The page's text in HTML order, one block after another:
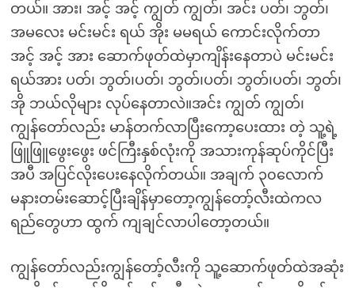
တယ်။ အား၊ အင့် အင့် ကျွတ် ကျွတ်၊ အင်း ပတ်၊ ဘွတ်၊
အမလေး မင်းမင်း ရယ် အိုး မမရယ် ကောင်းလိုက်တာ
အင့် အင့် အား ဆောက်ဖုတ်ထဲမှာကျိန်းနေတာပဲ မင်းမင်း
ရယ်အား ပတ်၊ ဘွတ်၊ပတ်၊ ဘွတ်၊ပတ်၊ ဘွတ်၊ပတ်၊ ဘွတ်၊
အို ဘယ်လိုများ လုပ်နေတာလဲ။အင်း ကျွတ် ကျွတ်၊
ကျွန်တော်လည်း မာန်တက်လာပြီးကော့ပေးထား တဲ့ သူ့ရဲ့
ဖြူဖြူဖွေးဖွေး ဖင်ကြီးနှစ်လုံးကို အသားကုန်ဆုပ်ကိုင်ပြီး
အပီ အပြင်လိုးပေးနေလိုက်တယ်။ အချက် ၃၀လောက်
မနားတမ်းဆောင့်ပြီးချိန်မှာတော့ကျွန်တော့်လီးထဲကလ
ရည်တွေဟာ ထွက် ကျချင်လာပါတော့တယ်။
ကျွန်တော်လည်းကျွန်တော့်လီးကို သူ့ဆောက်ဖုတ်ထဲအဆုံး